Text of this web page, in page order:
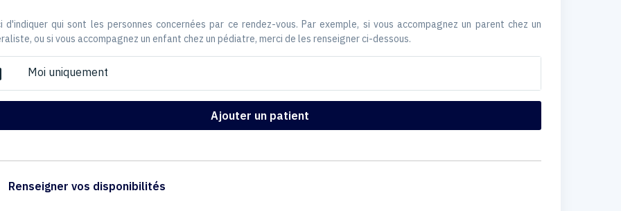
d'indiquer qui sont les personnes concernées par ce rendez-vous. Par exemple, si vous accompagnez un parent chez un
ou si vous accompagnez un enfant chez un pédiatre, merci de les renseigner ci-dessous.
Moi uniquement
Ajouter un patient
Renseigner vos disponibilités